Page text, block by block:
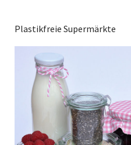
Plastikfreie Supermärkte